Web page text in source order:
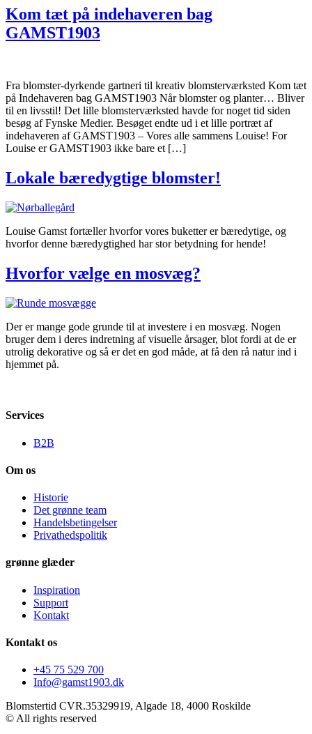
Kom tæt på indehaveren bag
GAMST1903
Fra blomster-dyrkende gartneri til kreativ blomsterværksted Kom tæt
på Indehaveren bag GAMST1903 Når blomster og planter… Bliver
til en livsstil! Det lille blomsterværksted havde for noget tid siden
besøg af Fynske Medier. Besøget endte ud i et lille portræt af
indehaveren af GAMST1903 – Vores alle sammens Louise! For
Louise er GAMST1903 ikke bare et […]
Lokale bæredygtige blomster!
Louise Gamst fortæller hvorfor vores buketter er bæredytige, og
hvorfor denne bæredygtighed har stor betydning for hende!
Hvorfor vælge en mosvæg?
Der er mange gode grunde til at investere i en mosvæg. Nogen
bruger dem i deres indretning af visuelle årsager, blot fordi at de er
utrolig dekorative og så er det en god måde, at få den rå natur ind i
hjemmet på.
Services
B2B
Om os
Historie
Det grønne team
Handelsbetingelser
Privathedspolitik
grønne glæder
Inspiration
Support
Kontakt
Kontakt os
+45 75 529 700
Info@gamst1903.dk
Blomstertid CVR.35329919, Algade 18, 4000 Roskilde
© All rights reserved